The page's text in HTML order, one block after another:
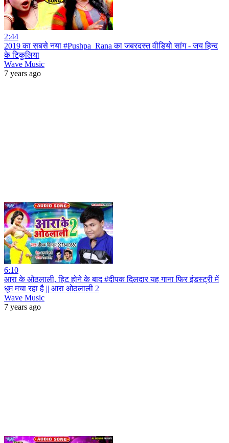
2:44
2019 का सबसे नया #Pushpa_Rana का जबरदस्त वीडियो सांग - जय हिन्द
के टिकुलिया
Wave Music
7 years ago
6:10
आरा के ओठलाली, हिट होने के बाद #दीपक दिलदार यह गाना फिर इंडस्ट्री में
धूम मचा रहा है || आरा ओठलाली 2
Wave Music
7 years ago